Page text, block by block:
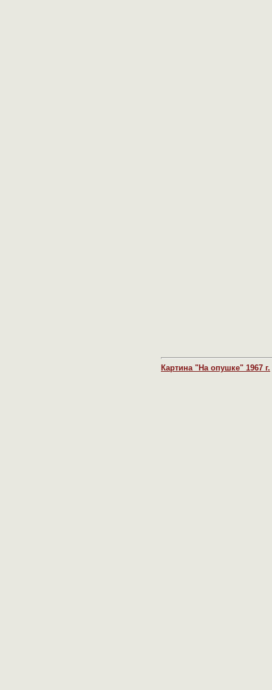
Картина "На опушке" 1967 г.